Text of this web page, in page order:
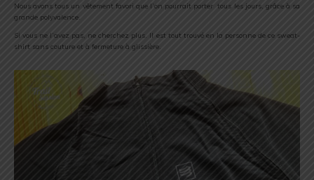
Nous avons tous un vêtement favori que l’on pourrait porter tous les jours, grâce à sa
grande polyvalence.
Si vous ne l’avez pas, ne cherchez plus. Il est tout trouvé en la personne de ce sweat-
shirt sans couture et à fermeture à glissière.